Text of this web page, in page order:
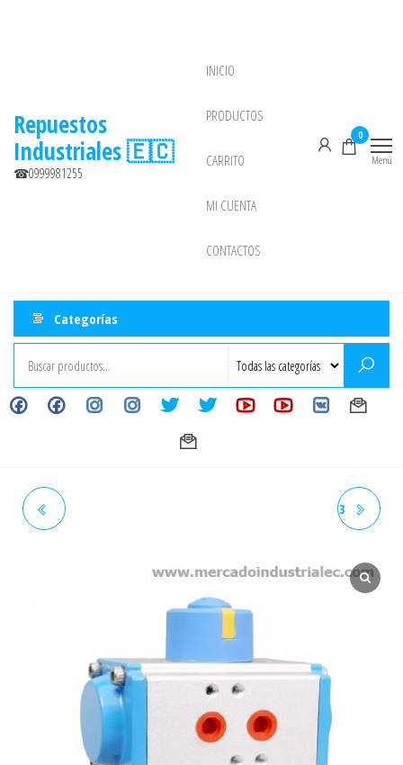
Repuestos
Industriales 🇪🇨
☎0999981255
INICIO
PRODUCTOS
CARRITO
MI CUENTA
CONTACTOS
0
Menú
Categorías
316 (CF8M) - TIPO T - (NPT)
1-1/4" - VÁLVULA DE BOLA 3
NEUMÁTICO SIMPLE EFECTO
INOXIDABLE ROSCADA - SS-
316 (CF8M) - TIPO T - (NPT)